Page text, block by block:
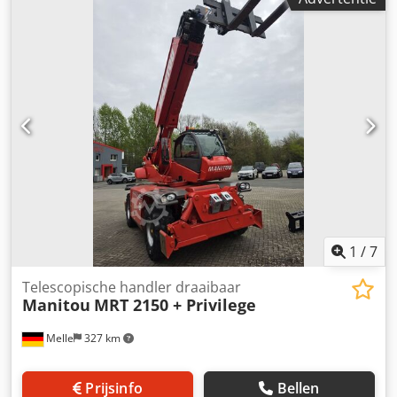
1 /7
Melle 327 km
Telescopische handler draaibaar
Manitou MRT 2150 + Privilege
Prijsinfo Bellen